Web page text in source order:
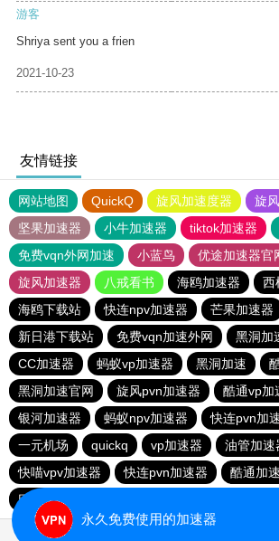
游客
Shriya sent you a frien
2021-10-23
友情链接
网站地图 QuickQ 旋风加速度器 旋风
坚果加速器
小牛加速器 tiktok加速器
免费vqn外网加速
小蓝鸟 优途加速器官
旋风加速器
八戒看书 海鸥加速器
西
海鸥下载站
快连npv加速器 芒果加速器
新日港下载站
免费vqn加速外网
黑洞加
CC加速器
蚂蚁vp加速器 黑洞加速
黑洞加速官网
旋风pvn加速器 酷通vp加
银河加速器
蚂蚁npv加速器 快连pvn加
一元机场
quickq vp加速器 油管加速
快喵vpv加速器
快连pvn加速器 酷通加
巴博下载站
永久免费使用的加速器